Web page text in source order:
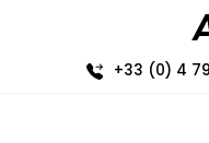
+33 (0) 4